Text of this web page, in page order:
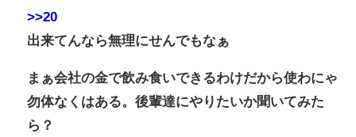
>>20
出来てんなら無理にせんでもなぁ
まぁ会社の金で飲み食いできるわけだから使わにゃ
勿体なくはある。後輩達にやりたいか聞いてみた
ら？